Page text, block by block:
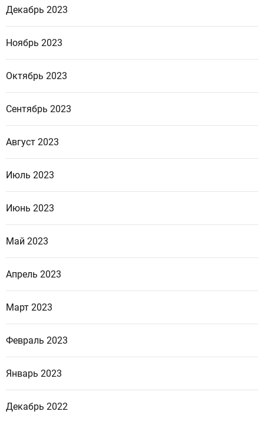
Декабрь 2023
Ноябрь 2023
Октябрь 2023
Сентябрь 2023
Август 2023
Июль 2023
Июнь 2023
Май 2023
Апрель 2023
Март 2023
Февраль 2023
Январь 2023
Декабрь 2022